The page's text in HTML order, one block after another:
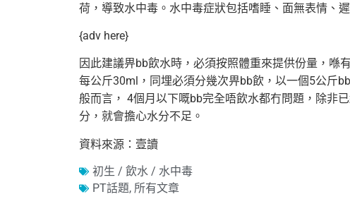
荷，導致水中毒。水中毒症狀包括嗜睡、面無表情、
{adv here}
因此建議畀bb飲水時，必須按照體重來提供份量，喺
每公斤30ml，同埋必須分幾次畀bb飲，以一個5公斤
般而言， 4個月以下嘅bb完全唔飲水都冇問題，除非
分，就會擔心水分不足。
資料來源：壹讀
初生 / 飲水 / 水中毒
PT話題, 所有文章